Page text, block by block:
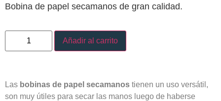
Bobina de papel secamanos de gran calidad.
Añadir al carrito
Las bobinas de papel secamanos tienen un uso versátil,
son muy útiles para secar las manos luego de haberse